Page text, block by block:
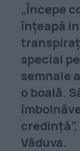
„Începe
înțeapă
special
semnale
o boală.
Văduva.